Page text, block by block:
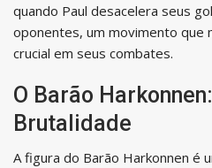
quando Paul desacelera seus
oponentes, um movimento que
crucial em seus combates.
O Barão
Brutalidade
A figura do Barão Harkonnen é